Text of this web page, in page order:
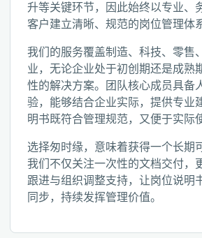
升等关键环节，因此始终以专业、
客户建立清晰、规范的岗位管理体
我们的服务覆盖制造、科技、零售
业，无论企业处于初创期还是成熟
性的解决方案。团队核心成员具备
验，能够结合企业实际，提供专业
明书既符合管理规范，又便于实际
选择匆时缘，意味着获得一个长期
我们不仅关注一次性的文档交付，
跟进与组织调整支持，让岗位说明
同步，持续发挥管理价值。